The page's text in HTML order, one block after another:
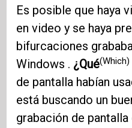
Es posible que haya
en video y se haya
bifurcaciones
Windows . ¿Qué(Which)
de pantalla habían
está buscando un
grabación de